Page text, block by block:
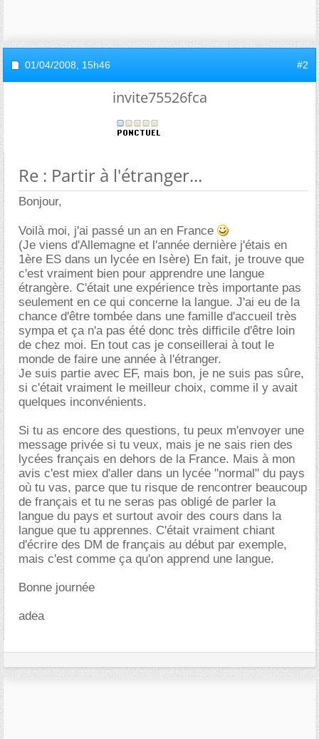
01/04/2008, 15h46 #2
invite75526fca
Re : Partir à l'étranger...
Bonjour,
Voilà moi, j'ai passé un an en France
(Je viens d'Allemagne et l'année dernière j'étais en
1ère ES dans un lycée en Isère) En fait, je trouve que
c'est vraiment bien pour apprendre une langue
étrangère. C'était une expérience très importante pas
seulement en ce qui concerne la langue. J'ai eu de la
chance d'être tombée dans une famille d'accueil très
sympa et ça n'a pas été donc très difficile d'être loin
de chez moi. En tout cas je conseillerai à tout le
monde de faire une année à l'étranger.
Je suis partie avec EF, mais bon, je ne suis pas sûre,
si c'était vraiment le meilleur choix, comme il y avait
quelques inconvénients.
Si tu as encore des questions, tu peux m'envoyer une
message privée si tu veux, mais je ne sais rien des
lycées français en dehors de la France. Mais à mon
avis c'est miex d'aller dans un lycée "normal" du pays
où tu vas, parce que tu risque de rencontrer beaucoup
de français et tu ne seras pas obligé de parler la
langue du pays et surtout avoir des cours dans la
langue que tu apprennes. C'était vraiment chiant
d'écrire des DM de français au début par exemple,
mais c'est comme ça qu'on apprend une langue.
Bonne journée
adea